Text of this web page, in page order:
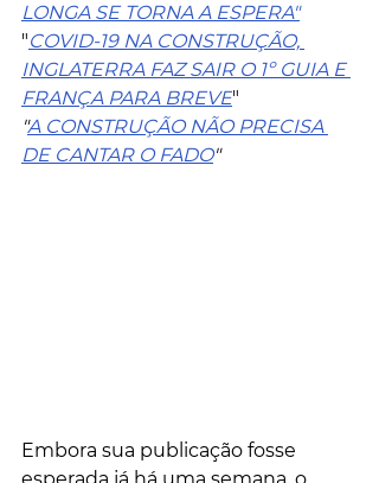
LONGA SE TORNA A ESPERA"
"COVID-19 NA CONSTRUÇÃO,
INGLATERRA FAZ SAIR O 1º GUIA E
FRANÇA PARA BREVE"
"A CONSTRUÇÃO NÃO PRECISA
DE CANTAR O FADO"
Embora sua publicação fosse